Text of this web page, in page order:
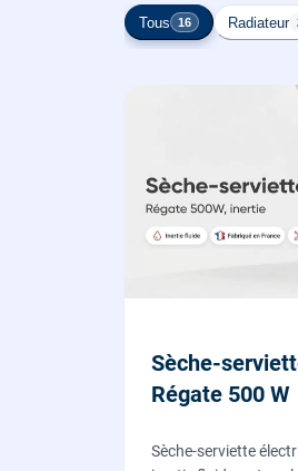
Tous 16 Radiateur
Sèche-
Régate 500 W
Sèche-serviette